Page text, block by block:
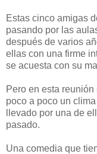
Estas cinco amigas
pasando por las
después de varios
ellas con una firme
se acuesta con su
Pero en esta
poco a poco un
llevado por una de
pasado.
Una comedia que